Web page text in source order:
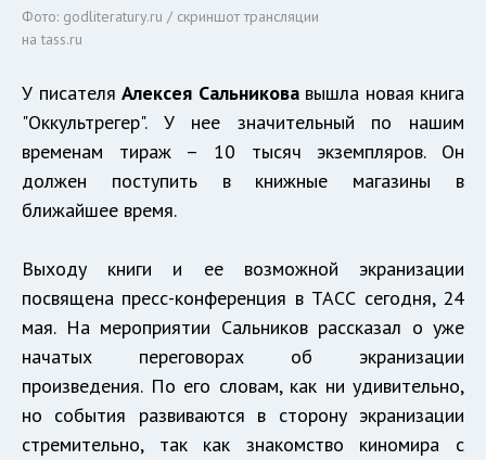
Фото: godliteratury.ru / скриншот трансляции
на tass.ru
У писателя Алексея Сальниковавышла новая книга
"Оккультрегер". У нее значительный по нашим
временам тираж – 10 тысяч экземпляров. Он
должен поступить в книжные магазины в
ближайшее время.
Выходу книги и ее возможной экранизации
посвящена пресс-конференция в ТАСС сегодня, 24
мая. На мероприятии Сальников рассказал о уже
начатых переговорах об экранизации
произведения. По его словам, как ни удивительно,
но события развиваются в сторону экранизации
стремительно, так как знакомство киномира с